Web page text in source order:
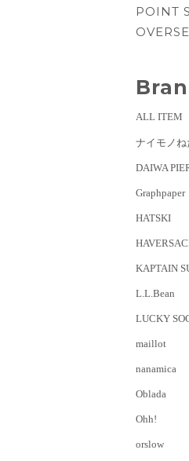
POINT
ALL ITEM
ナイモノね
DAIWA
Graphpaper
HATSKI
KAPTAIN
L.L.Bean
LUCKY
maillot
nanamica
Oblada
Ohh!
orslow